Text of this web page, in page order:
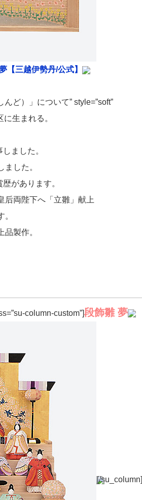
【三越伊勢丹/公式】
ど）」について” style=”soft”
に生まれる。
ました。
した。
があります。
后両陛下へ「立雛」献上
製作。
column-custom”]段飾雛 夢
[/su_column]